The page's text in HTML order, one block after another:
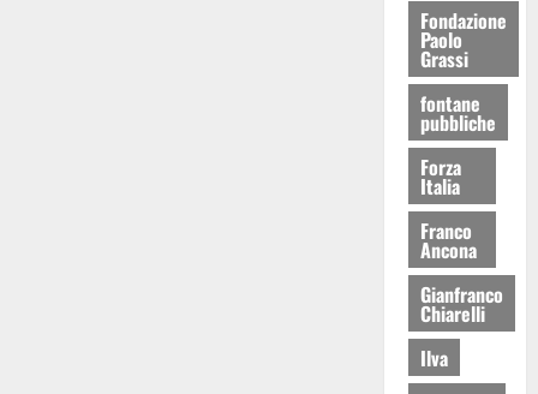
Fondazione
Paolo
Grassi
fontane
pubbliche
Forza
Italia
Franco
Ancona
Gianfranco
Chiarelli
Ilva